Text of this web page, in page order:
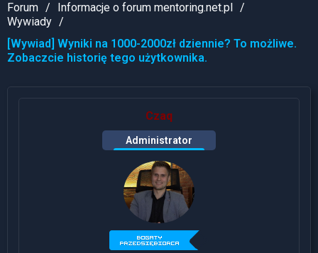
Forum
Informacje o forum mentoring.net.pl
Wywiady
[Wywiad] Wyniki na 1000-2000zł dziennie? To możliwe.
Zobaczcie historię tego użytkownika.
Czaq
Administrator